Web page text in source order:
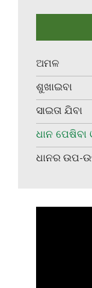
ଅମଳ
ଶୁଖାଇବା
ସାଇତା ଯିବା
ଧାନ
ଧାନର ଉପ-